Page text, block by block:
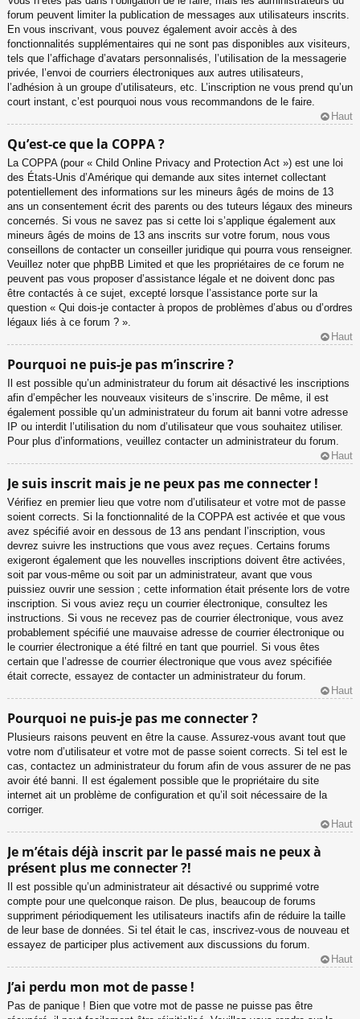
forum peuvent limiter la publication de messages aux utilisateurs inscrits.
En vous inscrivant, vous pouvez également avoir accès à des
fonctionnalités supplémentaires qui ne sont pas disponibles aux visiteurs,
tels que l’affichage d’avatars personnalisés, l’utilisation de la messagerie
privée, l’envoi de courriers électroniques aux autres utilisateurs,
l’adhésion à un groupe d’utilisateurs, etc. L’inscription ne vous prend qu’un
court instant, c’est pourquoi nous vous recommandons de le faire.
Haut
Qu’est-ce que la COPPA ?
La COPPA (pour « Child Online Privacy and Protection Act ») est une loi
des États-Unis d’Amérique qui demande aux sites internet collectant
potentiellement des informations sur les mineurs âgés de moins de 13
ans un consentement écrit des parents ou des tuteurs légaux des mineurs
concernés. Si vous ne savez pas si cette loi s’applique également aux
mineurs âgés de moins de 13 ans inscrits sur votre forum, nous vous
conseillons de contacter un conseiller juridique qui pourra vous renseigner.
Veuillez noter que phpBB Limited et que les propriétaires de ce forum ne
peuvent pas vous proposer d’assistance légale et ne doivent donc pas
être contactés à ce sujet, excepté lorsque l’assistance porte sur la
question « Qui dois-je contacter à propos de problèmes d’abus ou d’ordres
légaux liés à ce forum ? ».
Haut
Pourquoi ne puis-je pas m’inscrire ?
Il est possible qu’un administrateur du forum ait désactivé les inscriptions
afin d’empêcher les nouveaux visiteurs de s’inscrire. De même, il est
également possible qu’un administrateur du forum ait banni votre adresse
IP ou interdit l’utilisation du nom d’utilisateur que vous souhaitez utiliser.
Pour plus d’informations, veuillez contacter un administrateur du forum.
Haut
Je suis inscrit mais je ne peux pas me connecter !
Vérifiez en premier lieu que votre nom d’utilisateur et votre mot de passe
soient corrects. Si la fonctionnalité de la COPPA est activée et que vous
avez spécifié avoir en dessous de 13 ans pendant l’inscription, vous
devrez suivre les instructions que vous avez reçues. Certains forums
exigeront également que les nouvelles inscriptions doivent être activées,
soit par vous-même ou soit par un administrateur, avant que vous
puissiez ouvrir une session ; cette information était présente lors de votre
inscription. Si vous aviez reçu un courrier électronique, consultez les
instructions. Si vous ne recevez pas de courrier électronique, vous avez
probablement spécifié une mauvaise adresse de courrier électronique ou
le courrier électronique a été filtré en tant que pourriel. Si vous êtes
certain que l’adresse de courrier électronique que vous avez spécifiée
était correcte, essayez de contacter un administrateur du forum.
Haut
Pourquoi ne puis-je pas me connecter ?
Plusieurs raisons peuvent en être la cause. Assurez-vous avant tout que
votre nom d’utilisateur et votre mot de passe soient corrects. Si tel est le
cas, contactez un administrateur du forum afin de vous assurer de ne pas
avoir été banni. Il est également possible que le propriétaire du site
internet ait un problème de configuration et qu’il soit nécessaire de la
corriger.
Haut
Je m’étais déjà inscrit par le passé mais ne peux à
présent plus me connecter ?!
Il est possible qu’un administrateur ait désactivé ou supprimé votre
compte pour une quelconque raison. De plus, beaucoup de forums
suppriment périodiquement les utilisateurs inactifs afin de réduire la taille
de leur base de données. Si tel était le cas, inscrivez-vous de nouveau et
essayez de participer plus activement aux discussions du forum.
Haut
J’ai perdu mon mot de passe !
Pas de panique ! Bien que votre mot de passe ne puisse pas être